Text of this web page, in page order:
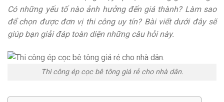
Có những yếu tố nào ảnh hưởng đến giá thành? Làm sao
để chọn được đơn vị thi công uy tín? Bài viết dưới đây sẽ
giúp bạn giải đáp toàn diện những câu hỏi này.
Thi công ép cọc bê tông giá rẻ cho nhà dân.